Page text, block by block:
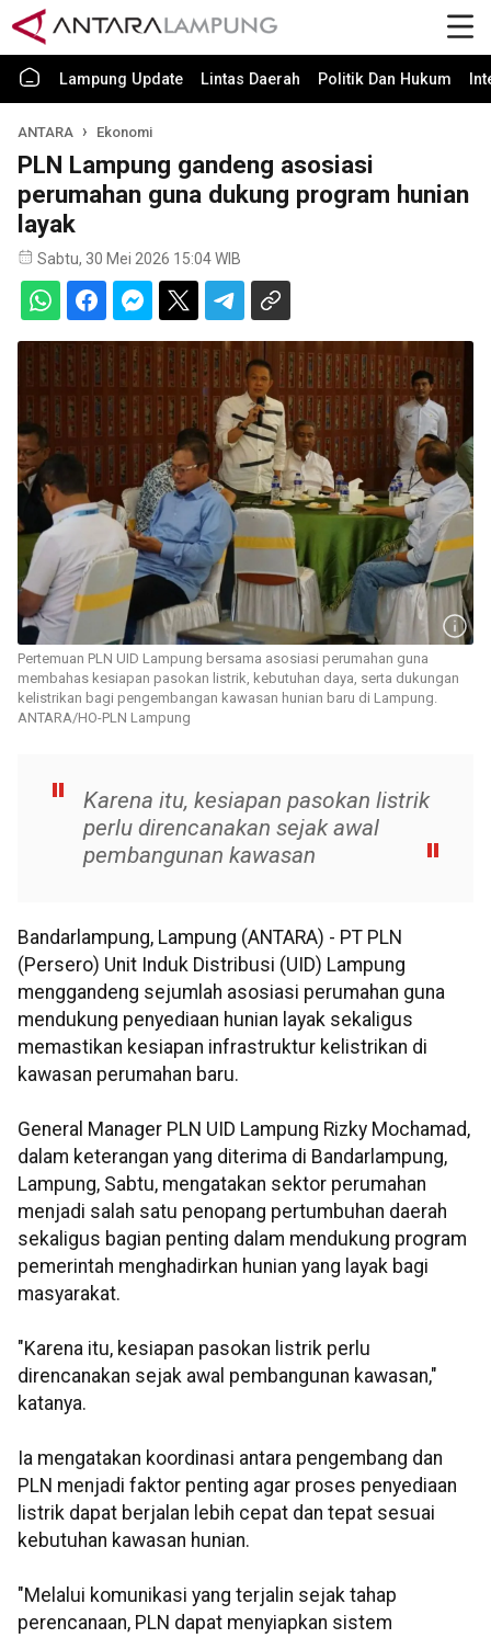
Lampung Update Lintas Daerah Politik Dan Hukum
ANTARA Ekonomi
PLN Lampung gandeng asosiasi
perumahan guna dukung program hunian
layak
Sabtu, 30 Mei 2026 15:04 WIB
Pertemuan PLN UID Lampung bersama asosiasi perumahan guna
membahas kesiapan pasokan listrik, kebutuhan daya, serta dukungan
kelistrikan bagi pengembangan kawasan hunian baru di Lampung.
ANTARA/HO-PLN Lampung
Karena itu, kesiapan pasokan listrik
perlu direncanakan sejak awal
pembangunan kawasan
Bandarlampung, Lampung (ANTARA) - PT PLN
(Persero) Unit Induk Distribusi (UID) Lampung
menggandeng sejumlah asosiasi perumahan guna
mendukung penyediaan hunian layak sekaligus
memastikan kesiapan infrastruktur kelistrikan di
kawasan perumahan baru.
General Manager PLN UID Lampung Rizky Mochamad,
dalam keterangan yang diterima di Bandarlampung,
Lampung, Sabtu, mengatakan sektor perumahan
menjadi salah satu penopang pertumbuhan daerah
sekaligus bagian penting dalam mendukung program
pemerintah menghadirkan hunian yang layak bagi
masyarakat.
"Karena itu, kesiapan pasokan listrik perlu
direncanakan sejak awal pembangunan kawasan,"
katanya.
Ia mengatakan koordinasi antara pengembang dan
PLN menjadi faktor penting agar proses penyediaan
listrik dapat berjalan lebih cepat dan tepat sesuai
kebutuhan kawasan hunian.
"Melalui komunikasi yang terjalin sejak tahap
perencanaan, PLN dapat menyiapkan sistem